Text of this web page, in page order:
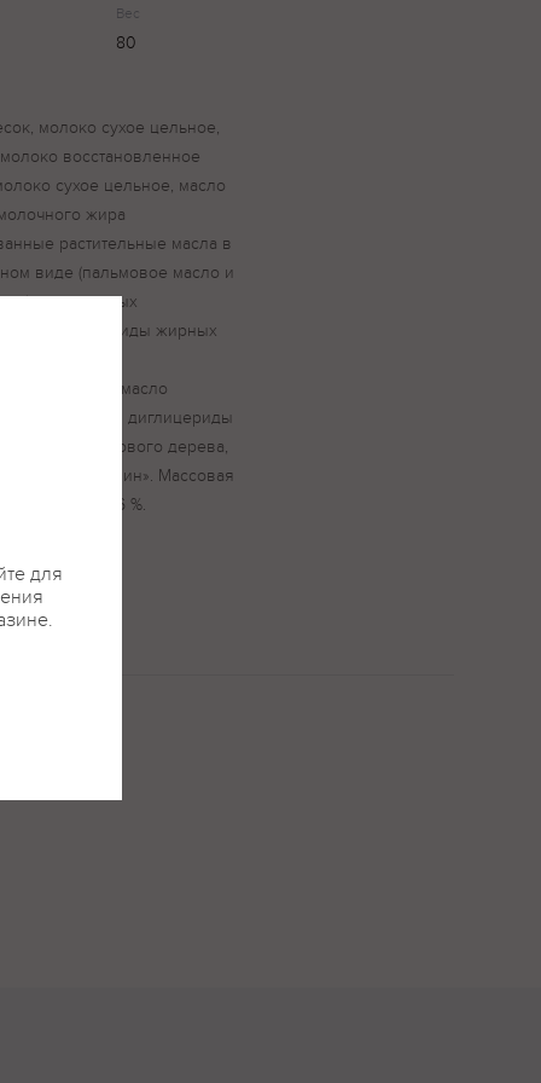
Вес
80
молоко сухое цельное,
восстановленное
сухое цельное, масло
жира
растительные масла в
виде (пальмовое масло и
в различных
и диглицериды жирных
масло
(моно- и диглицериды
камедь рожкового дерева,
и «Ванилин». Массовая
– 5,6 %.
для